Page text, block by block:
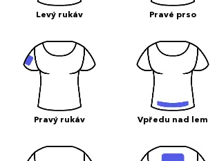
Levý rukáv Pravé prso
Pravý rukáv Vpředu nad lem